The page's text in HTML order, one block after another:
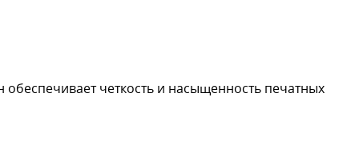
четкость и насыщенность печатных